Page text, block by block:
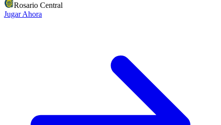
Rosario Central
Jugar Ahora